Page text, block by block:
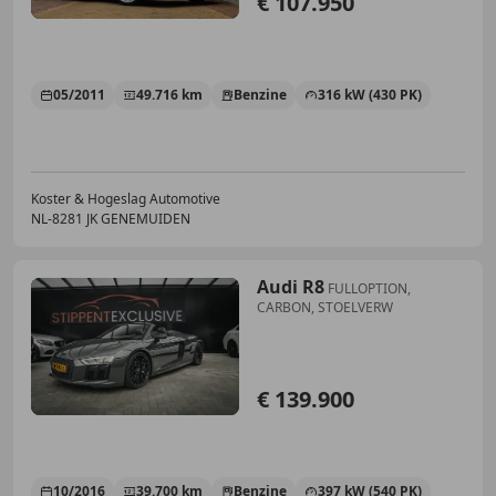
05/2011 49.716 km Benzine 316 kW (430 PK)
Koster & Hogeslag Automotive
NL-8281 JK GENEMUIDEN
Audi R8 FULLOPTION,
CARBON, STOELVERW
€ 139.900
10/2016 39.700 km Benzine 397 kW (540 PK)